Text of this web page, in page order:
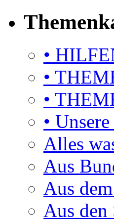
•
•
•
•
Alles
Aus
Aus
Aus den